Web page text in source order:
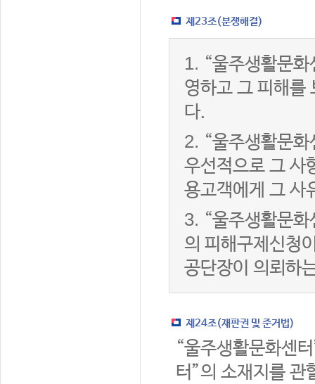
제23조(분쟁해결)
1. “울주생활문
영하고 그 피해를
다.
2. “울주생활문
우선적으로 그 사
용고객에게 그 사
3. “울주생활문
의 피해구제신청
공단장이 의뢰하
제24조(재판권 및 준거법)
“울주생활문화센
터”의 소재지를 관